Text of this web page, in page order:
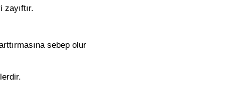
sebep olur